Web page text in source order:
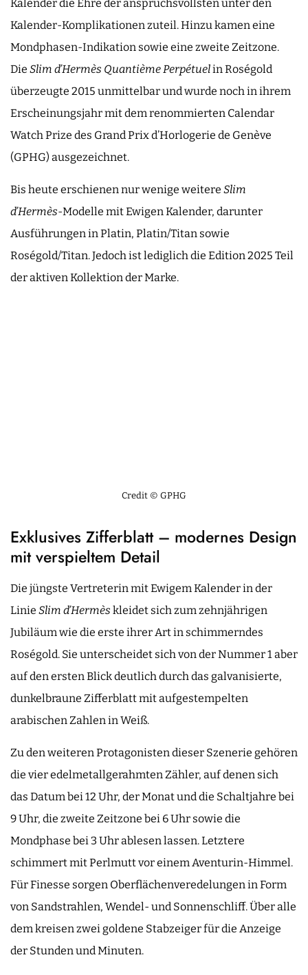
Kalender die Ehre der anspruchsvollsten unter den
Kalender-Komplikationen zuteil. Hinzu kamen eine
Mondphasen-Indikation sowie eine zweite Zeitzone.
Die Slim d’Hermès Quantième Perpétuelin Roségold
überzeugte 2015 unmittelbar und wurde noch in ihrem
Erscheinungsjahr mit dem renommierten Calendar
Watch Prize des Grand Prix d’Horlogerie de Genève
(GPHG) ausgezeichnet.
Bis heute erschienen nur wenige weitere Slim
d’Hermès-Modelle mit Ewigen Kalender, darunter
Ausführungen in Platin, Platin/Titan sowie
Roségold/Titan. Jedoch ist lediglich die Edition 2025 Teil
der aktiven Kollektion der Marke.
Credit © GPHG
Exklusives Zifferblatt – modernes Design
mit verspieltem Detail
Die jüngste Vertreterin mit Ewigem Kalender in der
Linie Slim d’Hermès kleidet sich zum zehnjährigen
Jubiläum wie die erste ihrer Art in schimmerndes
Roségold. Sie unterscheidet sich von der Nummer 1 aber
auf den ersten Blick deutlich durch das galvanisierte,
dunkelbraune Zifferblatt mit aufgestempelten
arabischen Zahlen in Weiß.
Zu den weiteren Protagonisten dieser Szenerie gehören
die vier edelmetallgerahmten Zähler, auf denen sich
das Datum bei 12 Uhr, der Monat und die Schaltjahre bei
9 Uhr, die zweite Zeitzone bei 6 Uhr sowie die
Mondphase bei 3 Uhr ablesen lassen. Letztere
schimmert mit Perlmutt vor einem Aventurin-Himmel.
Für Finesse sorgen Oberflächenveredelungen in Form
von Sandstrahlen, Wendel- und Sonnenschliff. Über alle
dem kreisen zwei goldene Stabzeiger für die Anzeige
der Stunden und Minuten.